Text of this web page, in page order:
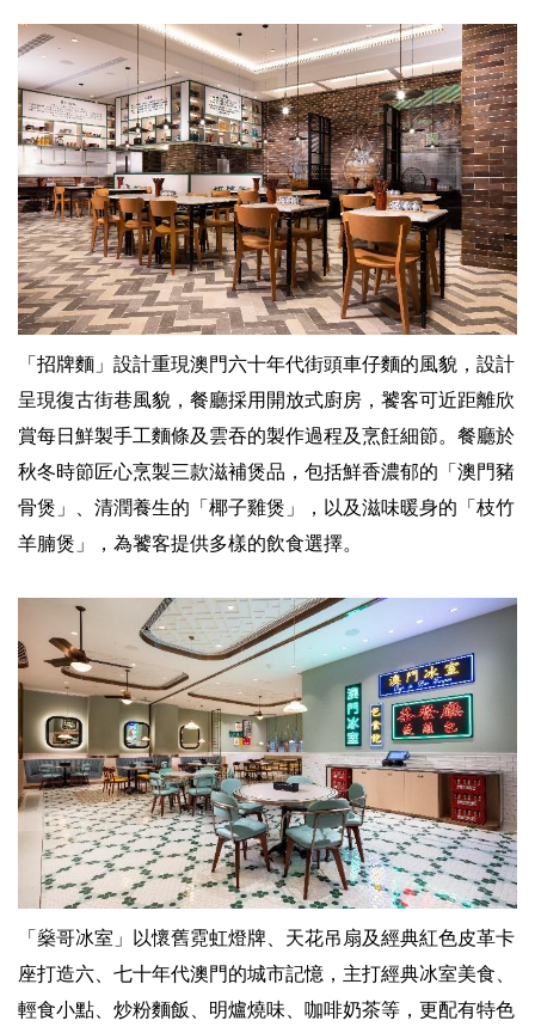
「招牌麵」設計重現澳門六十年代街頭車仔麵的風貌，設計
呈現復古街巷風貌，餐廳採用開放式廚房，饕客可近距離欣
賞每日鮮製手工麵條及雲吞的製作過程及烹飪細節。餐廳於
秋冬時節匠心烹製三款滋補煲品，包括鮮香濃郁的「澳門豬
骨煲」、清潤養生的「椰子雞煲」，以及滋味暖身的「枝竹
羊腩煲」，為饕客提供多樣的飲食選擇。
「燊哥冰室」以懷舊霓虹燈牌、天花吊扇及經典紅色皮革卡
座打造六、七十年代澳門的城市記憶，主打經典冰室美食、
輕食小點、炒粉麵飯、明爐燒味、咖啡奶茶等，更配有特色